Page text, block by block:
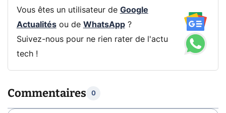
Vous êtes un utilisateur de Google
Actualitésou de WhatsApp?
Suivez-nous pour ne rien rater de l'actu
tech !
Commentaires 0